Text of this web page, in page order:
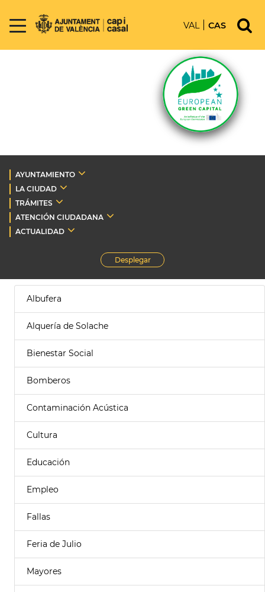
VAL CAS
AYUNTAMIENTO
LA CIUDAD
TRÁMITES
ATENCIÓN CIUDADANA
ACTUALIDAD
Desplegar
Albufera
Alquería de Solache
Bienestar Social
Bomberos
Contaminación Acústica
Cultura
Educación
Empleo
Fallas
Feria de Julio
Mayores